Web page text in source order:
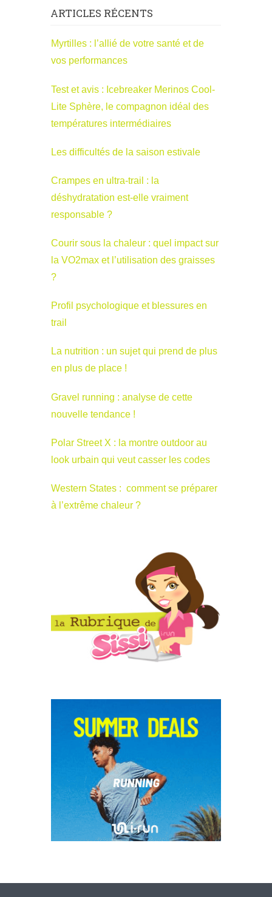
ARTICLES RÉCENTS
Myrtilles : l’allié de votre santé et de
vos performances
Test et avis : Icebreaker Merinos Cool-
Lite Sphère, le compagnon idéal des
températures intermédiaires
Les difficultés de la saison estivale
Crampes en ultra-trail : la
déshydratation est-elle vraiment
responsable ?
Courir sous la chaleur : quel impact sur
la VO2max et l’utilisation des graisses
?
Profil psychologique et blessures en
trail
La nutrition : un sujet qui prend de plus
en plus de place !
Gravel running : analyse de cette
nouvelle tendance !
Polar Street X : la montre outdoor au
look urbain qui veut casser les codes
Western States : comment se préparer
à l’extrême chaleur ?